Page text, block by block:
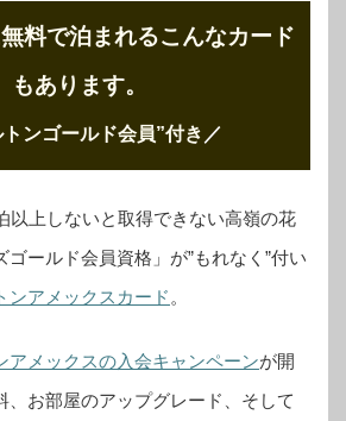
料で泊まれるこんなカード
もあります。
トンゴールド会員”付き ／
以上しないと取得できない高嶺の花
ゴールド会員資格」が”もれなく”付い
ンアメックスカード 。
アメックスの入会キャンペーンが開
、お部屋のアップグレード、そして